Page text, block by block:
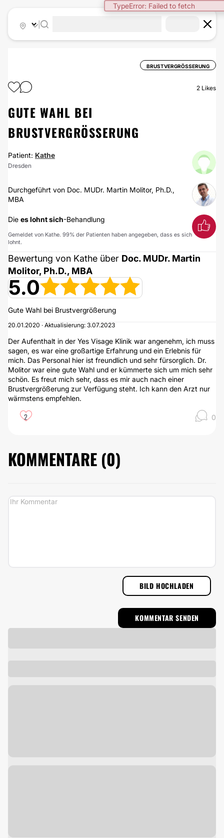
TypeError: Failed to fetch
BRUSTVERGRÖSSERUNG
2 Likes
GUTE WAHL BEI
BRUSTVERGRÖSSERUNG
Patient: Kathe
Dresden
Durchgeführt von Doc. MUDr. Martin Molitor, Ph.D.,
MBA
Die es lohnt sich-Behandlung
Gemeldet von Kathe. 99% der Patienten haben angegeben, dass es sich
lohnt.
Bewertung von Kathe über Doc. MUDr. Martin
Molitor, Ph.D., MBA
5.0
Gute Wahl bei Brustvergrößerung
20.01.2020 · Aktualisierung: 3.07.2023
Der Aufenthalt in der Yes Visage Klinik war angenehm, ich muss
sagen, es war eine großartige Erfahrung und ein Erlebnis für
mich. Das Personal hier ist freundlich und sehr fürsorglich. Dr.
Molitor war eine gute Wahl und er kümmerte sich um mich sehr
schön. Es freut mich sehr, dass es mir auch nach einer
Brustvergrößerung zur Verfügung steht. Ich kann den Arzt nur
wärmstens empfehlen.
2 0
KOMMENTARE (0)
BILD HOCHLADEN